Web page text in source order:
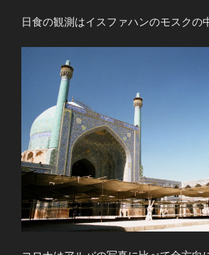
日食の観測はイスファハンのモスクの